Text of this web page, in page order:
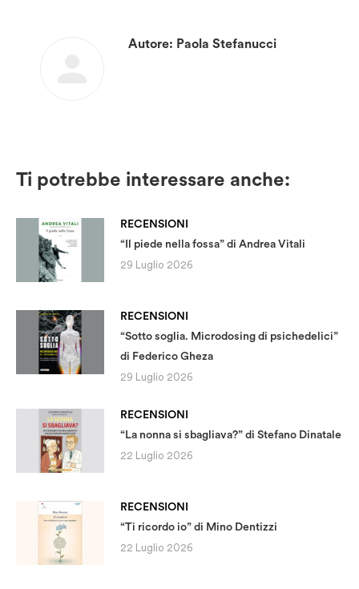
Autore: Paola Stefanucci
Ti potrebbe interessare anche:
RECENSIONI
“Il piede nella fossa” di Andrea Vitali
29 Luglio 2026
RECENSIONI
“Sotto soglia. Microdosing di psichedelici”
di Federico Gheza
29 Luglio 2026
RECENSIONI
“La nonna si sbagliava?” di Stefano Dinatale
22 Luglio 2026
RECENSIONI
“Ti ricordo io” di Mino Dentizzi
22 Luglio 2026